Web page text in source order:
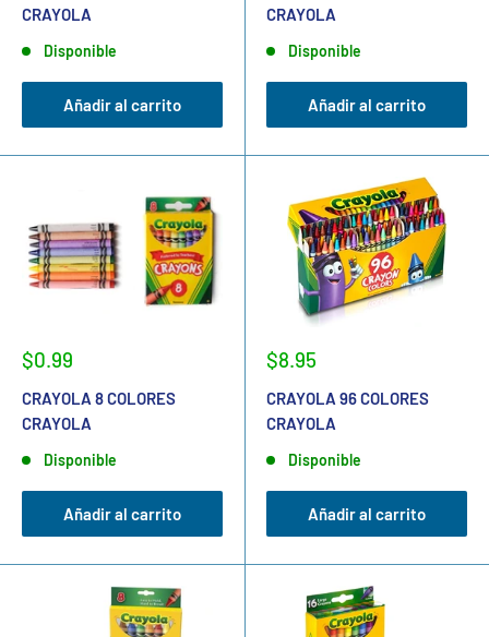
CRAYOLA
Disponible
Añadir al carrito
CRAYOLA
Disponible
Añadir al carrito
$0.99
CRAYOLA 8 COLORES
CRAYOLA
Disponible
Añadir al carrito
$8.95
CRAYOLA 96 COLORES
CRAYOLA
Disponible
Añadir al carrito